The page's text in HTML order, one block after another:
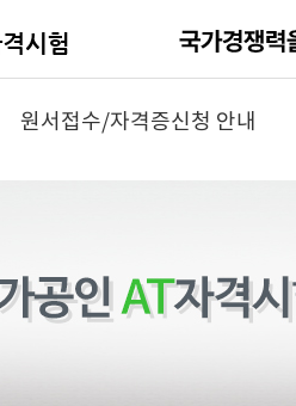
원서접수/자격증신청 안내